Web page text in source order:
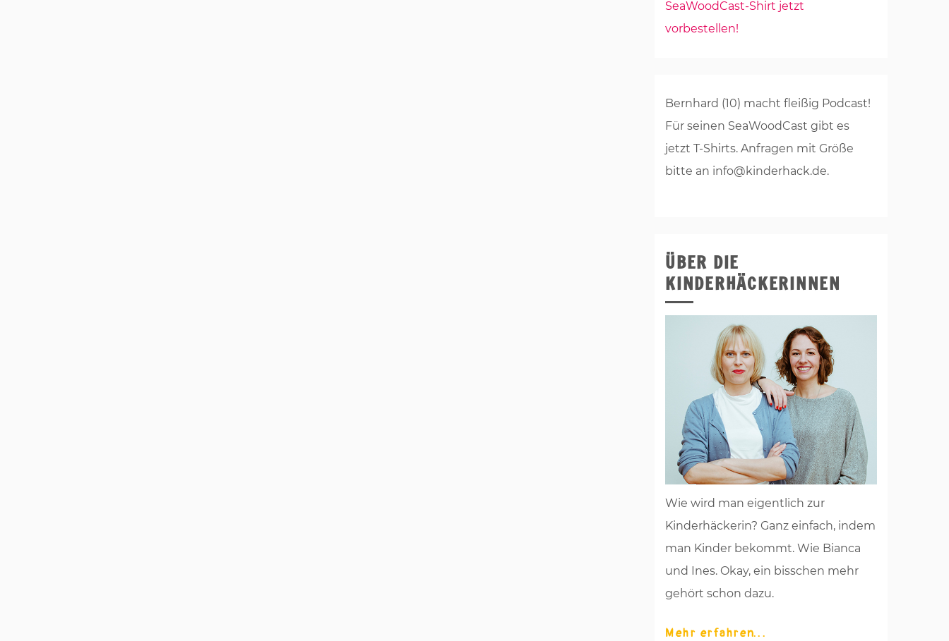
SeaWoodCast-Shirt jetzt
vorbestellen!
Bernhard (10) macht fleißig Podcast!
Für seinen SeaWoodCast gibt es
jetzt T-Shirts. Anfragen mit Größe
bitte an info@kinderhack.de.
ÜBER DIE
KINDERHÄCKERINNEN
Wie wird man eigentlich zur
Kinderhäckerin? Ganz einfach, indem
man Kinder bekommt. Wie Bianca
und Ines. Okay, ein bisschen mehr
gehört schon dazu.
Mehr erfahren